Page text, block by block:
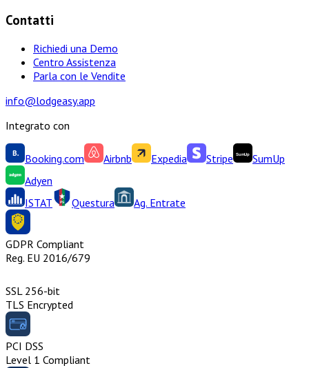
Contatti
Richiedi una Demo
Centro Assistenza
Parla con le Vendite
info@lodgeasy.app
Integrato con
Booking.com Airbnb Expedia Stripe
SumUp
Adyen
ISTAT
Questura Ag. Entrate
GDPR Compliant
Reg. EU 2016/679
SSL 256-bit
TLS Encrypted
PCI DSS
Level 1 Compliant